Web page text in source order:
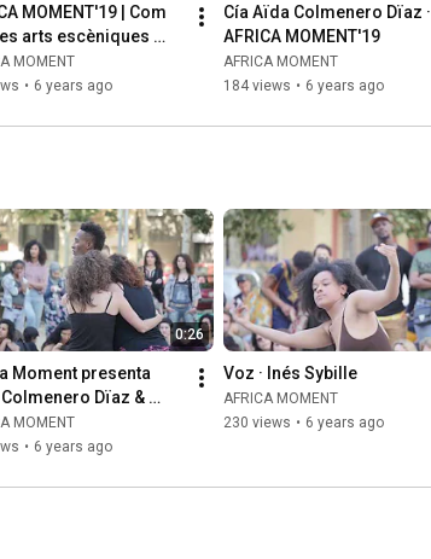
MOMENT'19 | Com
arts escèniques
africanes?
MOMENT
• 6 years ago
Cía Aïda Colmenero Dïaz ·
AFRICA MOMENT'19
AFRICA MOMENT
184 views • 6 years ago
0:26
Moment presenta
Dïaz &
Quest  AM18
MOMENT
• 6 years ago
Voz · Inés Sybille
AFRICA MOMENT
230 views • 6 years ago